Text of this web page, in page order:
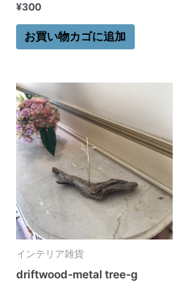
¥300
お買い物カゴに追加
インテリア雑貨
driftwood-metal tree-g